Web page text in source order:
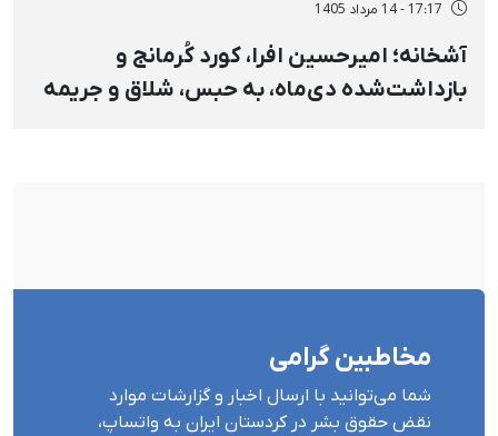
17:17 - 14 مرداد 1405
آشخانه؛ امیرحسین افرا، کورد کُرمانج و
بازداشت‌شده دی‌ماه، به حبس، شلاق و جریمه
مخاطبین گرامی
شما می‌توانید با ارسال اخبار و گزارشات موارد
نقض حقوق بشر در کردستان ایران بە واتساپ،